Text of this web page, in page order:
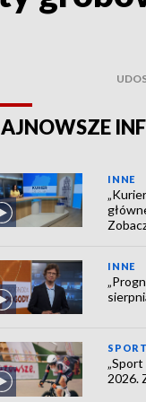
INNE
INNE
SPORT
2026.